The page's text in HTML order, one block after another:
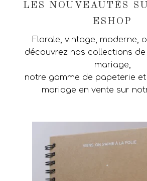
LES NOUVEAUTÉS
ESHOP
Florale, vintage, moderne,
découvrez nos collections
mariage,
notre gamme de papeterie
mariage en vente sur